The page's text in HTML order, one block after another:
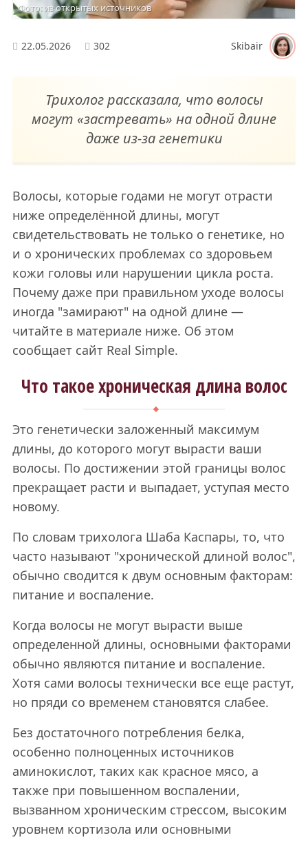
Фото: из открытых источников
22.05.2026 302 Skibair
Трихолог рассказала, что волосы
могут «застревать» на одной длине
даже из-за генетики
Волосы, которые годами не могут отрасти
ниже определённой длины, могут
свидетельствовать не только о генетике, но
и о хронических проблемах со здоровьем
кожи головы или нарушении цикла роста.
Почему даже при правильном уходе волосы
иногда "замирают" на одной длине —
читайте в материале ниже. Об этом
сообщает сайт Real Simple.
Что такое хроническая длина волос
Это генетически заложенный максимум
длины, до которого могут вырасти ваши
волосы. По достижении этой границы волос
прекращает расти и выпадает, уступая место
новому.
По словам трихолога Шаба Каспары, то, что
часто называют "хронической длиной волос",
обычно сводится к двум основным факторам:
питание и воспаление.
Когда волосы не могут вырасти выше
определенной длины, основными факторами
обычно являются питание и воспаление.
Хотя сами волосы технически все еще растут,
но пряди со временем становятся слабее.
Без достаточного потребления белка,
особенно полноценных источников
аминокислот, таких как красное мясо, а
также при повышенном воспалении,
вызванном хроническим стрессом, высоким
уровнем кортизола или основными